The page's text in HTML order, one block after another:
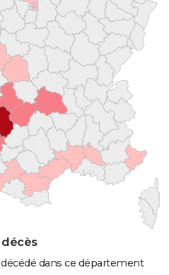
décès
dans ce département